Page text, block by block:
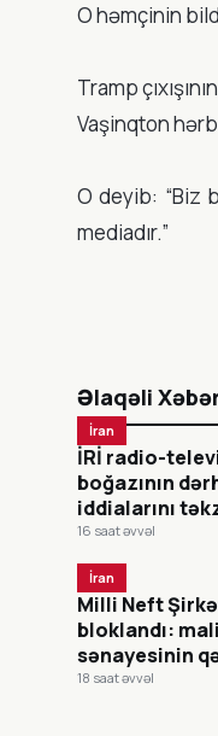
O həmçinin
Tramp
Vaşinqton
O deyib: “Biz
mediadır.”
Əlaqəli
İran
İRİ radio-
boğazının
iddialarını
16 saat əvvəl
İran
Milli Neft
bloklandı:
sənayesinin
18 saat əvvəl